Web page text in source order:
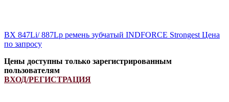
BX 847Li/ 887Lp ремень зубчатый INDFORCE Strongest Цена
по запросу
Цены доступны только зарегистрированным
пользователям
ВХОД/РЕГИСТРАЦИЯ